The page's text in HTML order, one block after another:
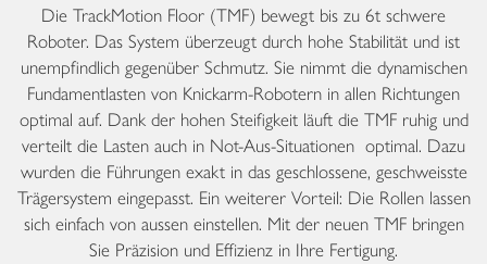
Die TrackMotion Floor (TMF) bewegt bis zu 6t schwere
Roboter. Das System überzeugt durch hohe Stabilität und ist
unempfindlich gegenüber Schmutz. Sie nimmt die dynamischen
Fundamentlasten von Knickarm-Robotern in allen Richtungen
optimal auf. Dank der hohen Steifigkeit läuft die TMF ruhig und
verteilt die Lasten auch in Not-Aus-Situationen optimal. Dazu
wurden die Führungen exakt in das geschlossene, geschweisste
Trägersystem eingepasst. Ein weiterer Vorteil: Die Rollen lassen
sich einfach von aussen einstellen. Mit der neuen TMF bringen
Sie Präzision und Effizienz in Ihre Fertigung.